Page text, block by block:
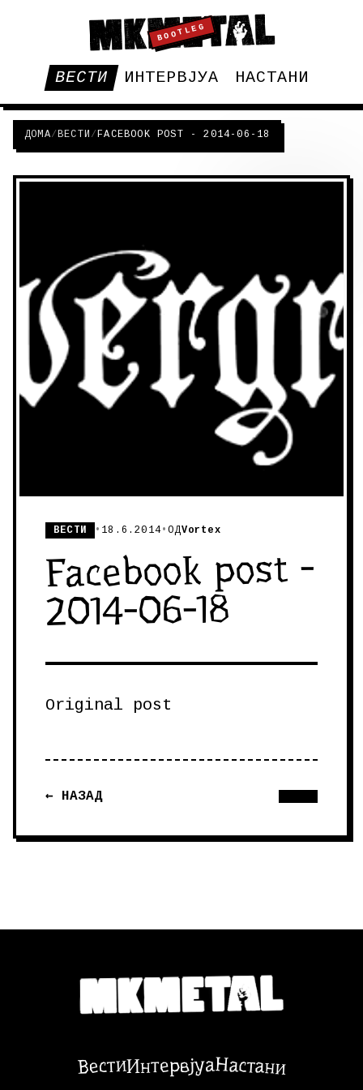
BOOTLEG
ВЕСТИ ИНТЕРВЈУА НАСТАНИ
ДОМА/ВЕСТИ /FACEBOOK POST - 2014-06-18
ВЕСТИ • 18.6.2014 •ОДVortex
Facebook post -
2014-06-18
Original post
← НАЗАД
ВестиИнтервјуаНастани